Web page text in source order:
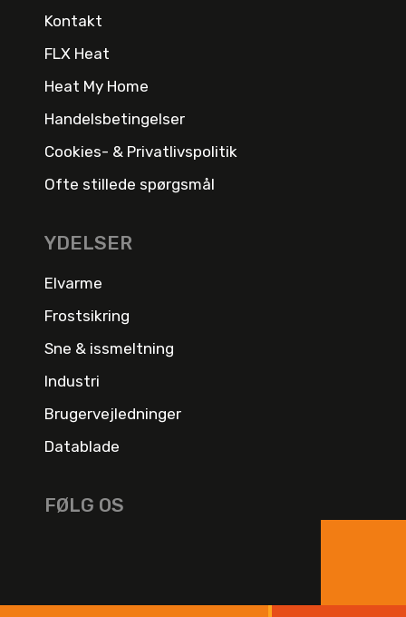
Kontakt
FLX Heat
Heat My Home
Handelsbetingelser
Cookies- & Privatlivspolitik
Ofte stillede spørgsmål
YDELSER
Elvarme
Frostsikring
Sne & issmeltning
Industri
Brugervejledninger
Datablade
FØLG OS